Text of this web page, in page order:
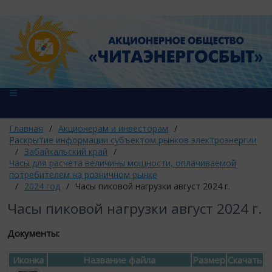
Главная / Акционерам и инвесторам /
Раскрытие информации субъектом рынков электроэнергии
/ Забайкальский край /
Часы для расчета величины мощности, оплачиваемой
потребителем на розничном рынке
/ 2024 год / Часы пиковой нагрузки август 2024 г.
Часы пиковой нагрузки август 2024 г.
Документы:
Иконка Название файла Размер Скачать